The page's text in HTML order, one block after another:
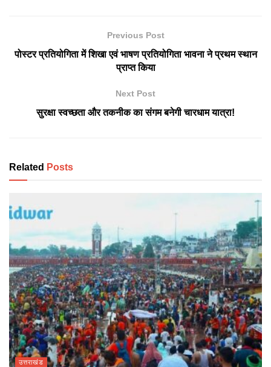
Previous Post
पोस्टर प्रतियोगिता में शिखा एवं भाषण प्रतियोगिता भावना ने प्रथम स्थान
प्राप्त किया
Next Post
सुरक्षा स्वच्छता और तकनीक का संगम बनेगी चारधाम यात्रा!
Related Posts
उत्तराखंड